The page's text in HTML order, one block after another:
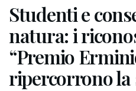
Studenti e
natura: i
“Premio
ripercorrono la